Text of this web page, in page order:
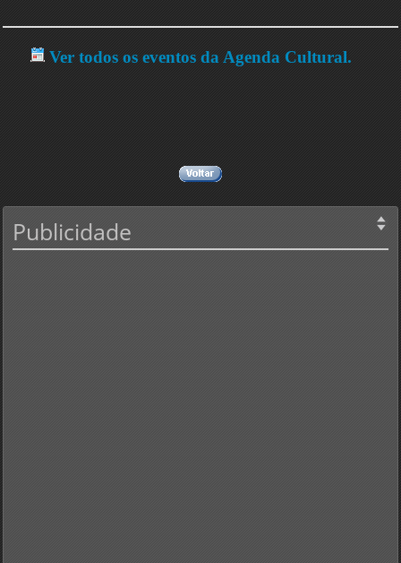
Ver todos os eventos da Agenda Cultural.
Publicidade